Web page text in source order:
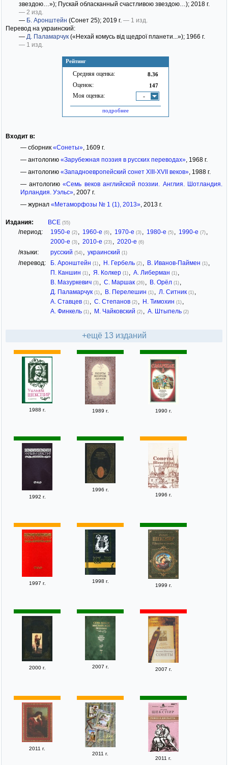
Рейтинг
Средняя оценка: 8.36
Оценок: 147
Моя оценка: -
подробнее
звездою…»); Пускай обласканный счастливою звездою…); 2018 г.
— 2 изд.
— Б. Аронштейн (Сонет 25); 2019 г. — 1 изд.
Перевод на украинский:
— Д. Паламарчук («Нехай комусь від щедрої планети...»); 1966 г.
— 1 изд.
Входит в:
— сборник «Сонеты», 1609 г.
— антологию «Зарубежная поэзия в русских переводах», 1968 г.
— антологию «Западноевропейский сонет XIII-XVII веков», 1988 г.
— антологию«Семь веков английской поэзии. Англия. Шотландия.
Ирландия. Уэльс», 2007 г.
— журнал «Метаморфозы № 1 (1), 2013», 2013 г.
Издания: ВСЕ (55)
/период: 1950-е (2) 1960-е (6) 1970-е (3) 1980-е (5) 1990-е (7)
2000-е (3) 2010-е (23) 2020-е (6)
/языки: русский (54) украинский (1)
/перевод: Б. Аронштейн (1) Н. Гербель (2) В. Иванов-Паймен (1)
П. Каншин (1) Я. Колкер (1) А. Либерман (1)
В. Мазуркевич (3) С. Маршак (26) В. Орёл (1)
Д. Паламарчук (1) В. Перелешин (1) Л. Ситник (1)
А. Ставцев (1) С. Степанов (2) Н. Тимохин (1)
А. Финкель (1) М. Чайковский (2) А. Штыпель (2)
+ещё 13 изданий
1988 г. 1989 г. 1990 г.
1992 г.
1996 г.
1996 г.
1997 г. 1998 г.
1999 г.
2000 г. 2007 г. 2007 г.
2011 г.
2011 г.
2011 г.